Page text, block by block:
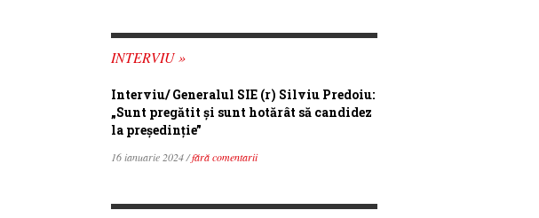
INTERVIU »
Interviu/ Generalul SIE (r) Silviu Predoiu:
„Sunt pregătit și sunt hotărât să candidez
la președinție”
16 ianuarie 2024 /fără comentarii